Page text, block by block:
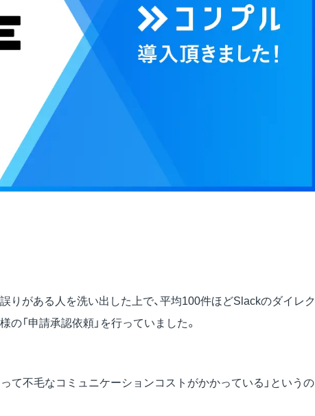
りがある人を洗い出した上で、平均100件ほどSlackのダイレク
の「申請承認依頼」を行っていました。
て不毛なコミュニケーションコストがかかっている」というの